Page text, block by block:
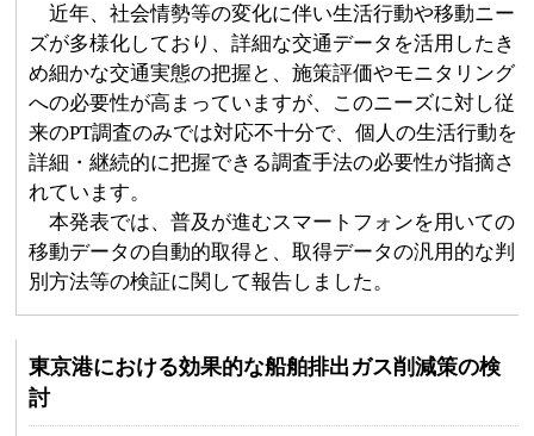
近年、社会情勢等の変化に伴い生活行動や移動ニー
ズが多様化しており、詳細な交通データを活用したき
め細かな交通実態の把握と、施策評価やモニタリング
への必要性が高まっていますが、このニーズに対し従
来のPT調査のみでは対応不十分で、個人の生活行動を
詳細・継続的に把握できる調査手法の必要性が指摘さ
れています。
本発表では、普及が進むスマートフォンを用いての
移動データの自動的取得と、取得データの汎用的な判
別方法等の検証に関して報告しました。
東京港における効果的な船舶排出ガス削減策の検
討